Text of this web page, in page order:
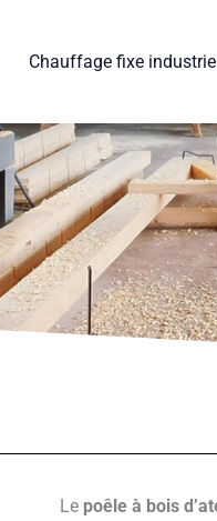
Chauffage fixe
Le poêle à bois